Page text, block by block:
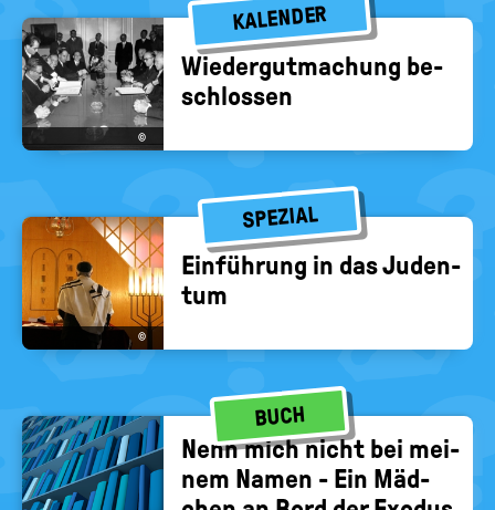
KALENDER
©
Wie­der­gut­ma­chung be­
schlos­sen
SPEZIAL
©
Ein­füh­rung in das Ju­den­
tum
BUCH
Nenn mich nicht bei mei­
nem Namen - Ein Mäd­